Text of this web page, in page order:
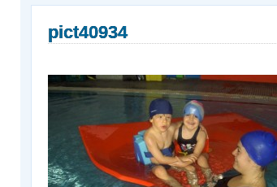
pict40934